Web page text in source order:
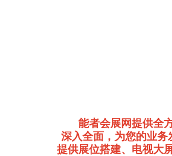
能者会展网提供全
深入全面，为您的业
提供展位搭建、电视大